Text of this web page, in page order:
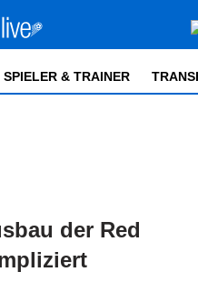
SPIELER & TRAINER
der Red